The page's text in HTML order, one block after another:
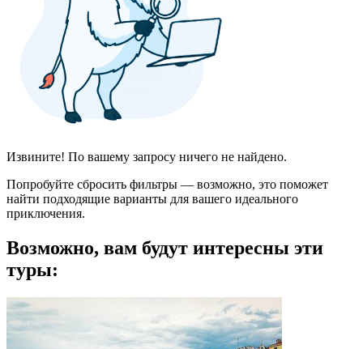
Извините! По вашему запросу ничего не найдено.
Попробуйте сбросить фильтры — возможно, это поможет
найти подходящие варианты для вашего идеального
приключения.
Возможно, вам будут интересны эти
туры: